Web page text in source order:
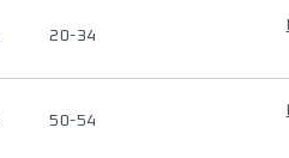
20-34
50-54